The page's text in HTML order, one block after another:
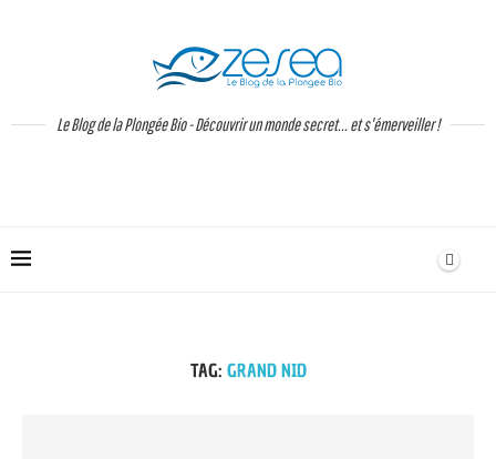
Le Blog de la Plongée Bio - Découvrir un monde secret... et s'émerveiller !
TAG: GRAND NID